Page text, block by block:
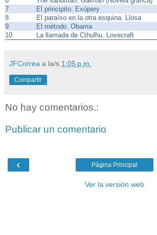
7
El principito. Exúpery
8
El paraíso en la otra esquina. Llosa
9
El método. Obama
10
La llamada de Cthulhu. Lovecraft
JFCorrea a la/s 1:05 p.m.
Compartir
No hay comentarios.:
Publicar un comentario
‹ Página Principal
Ver la versión web